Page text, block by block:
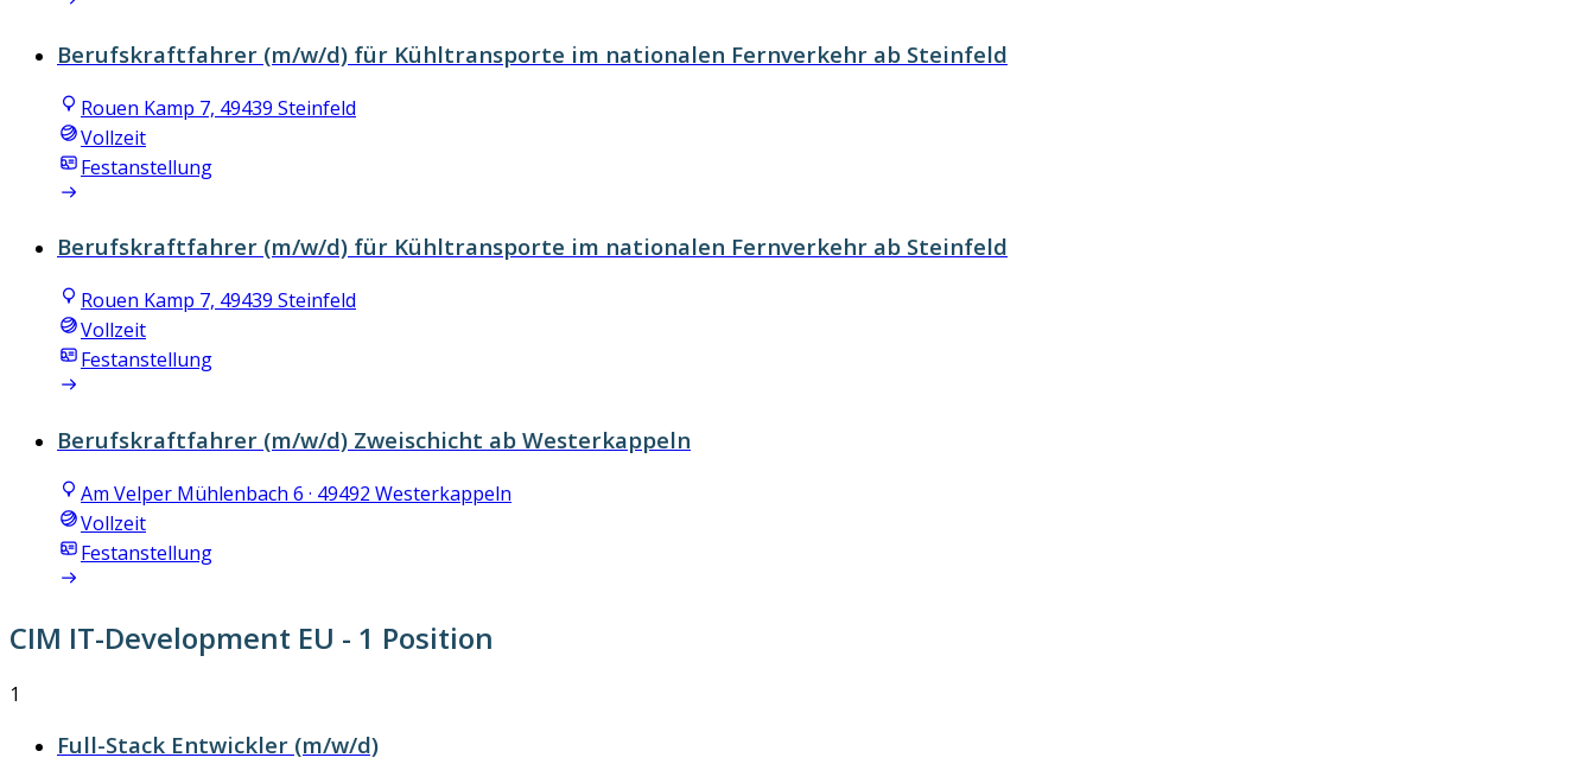
Berufskraftfahrer (m/w/d) für Kühltransporte im nationalen Fernverkehr ab Steinfeld
Rouen Kamp 7, 49439 Steinfeld
Vollzeit
Festanstellung
Berufskraftfahrer (m/w/d) für Kühltransporte im nationalen Fernverkehr ab Steinfeld
Rouen Kamp 7, 49439 Steinfeld
Vollzeit
Festanstellung
Berufskraftfahrer (m/w/d) Zweischicht ab Westerkappeln
Am Velper Mühlenbach 6 · 49492 Westerkappeln
Vollzeit
Festanstellung
CIM IT-Development EU - 1 Position
1
Full-Stack Entwickler (m/w/d)